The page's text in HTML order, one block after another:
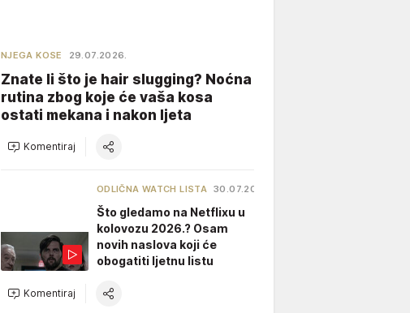
NJEGA KOSE 29.07.2026.
Znate li što je hair slugging? Noćna
rutina zbog koje će vaša kosa
ostati mekana i nakon ljeta
Komentiraj
ODLIČNA WATCH LISTA 30.07.2026.
Što gledamo na Netflixu u
kolovozu 2026.? Osam
novih naslova koji će
obogatiti ljetnu listu
Komentiraj